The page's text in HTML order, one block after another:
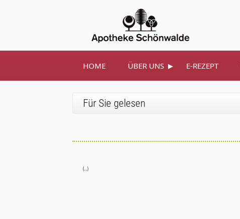
HOME ÜBER UNS ▸ E-REZEPT
Für Sie gelesen
(..)